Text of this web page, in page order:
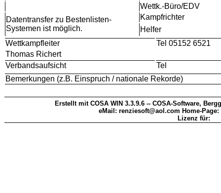
Wettk.-Büro/EDV
Datentransfer zu Bestenlisten-
Systemen ist möglich.
Kampfrichter
Helfer
Wettkampfleiter
Tel 05152 6521
Thomas Richert
Verbandsaufsicht
Tel
Bemerkungen (z.B. Einspruch / nationale Rekorde)
Erstellt mit COSA WIN 3.3.9.6 -- COSA-Software,
eMail: renziesoft@aol.com Home-Page:
Lizenz für: